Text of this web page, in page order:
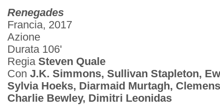
Renegades
Francia, 2017
Azione
Durata 106'
Regia Steven Quale
Con J.K. Simmons, Sullivan Stapleton,
Sylvia Hoeks, Diarmaid Murtagh,
Charlie Bewley, Dimitri Leonidas